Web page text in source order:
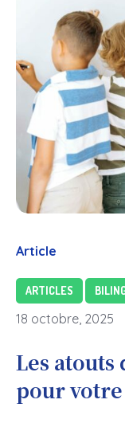
Article
ARTICLES
18 octobre, 2025
Les
pour